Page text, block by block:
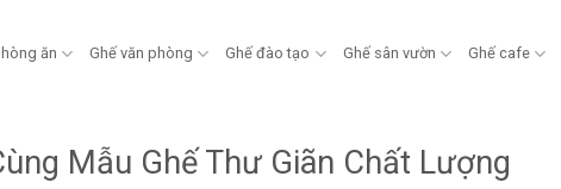
ăn Ghế văn phòng Ghế đào tạo Ghế sân vườn Ghế cafe
Mẫu Ghế Thư Giãn Chất Lượng